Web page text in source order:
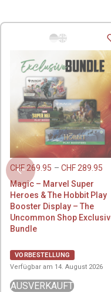
CHF 269.95 – CHF 289.95
Magic – Marvel Super
Heroes & The Hobbit Play
Booster Display – The
Uncommon Shop
Bundle
VORBESTELLUNG
Verfügbar am 14. August 2026
AUSVERKAUFT